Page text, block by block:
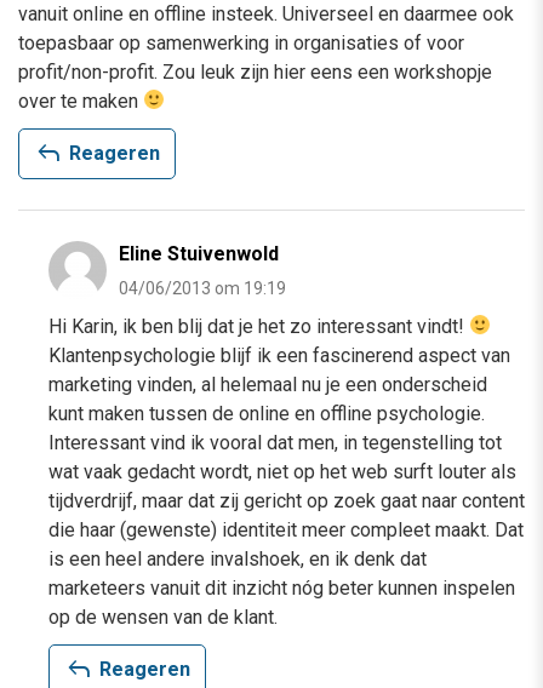
vanuit online en offline insteek. Universeel en daarmee ook
toepasbaar op samenwerking in organisaties of voor
profit/non-profit. Zou leuk zijn hier eens een workshopje
over te maken
reply Reageren
Eline Stuivenwold
04/06/2013 om 19:19
Hi Karin, ik ben blij dat je het zo interessant vindt!
Klantenpsychologie blijf ik een fascinerend aspect van
marketing vinden, al helemaal nu je een onderscheid
kunt maken tussen de online en offline psychologie.
Interessant vind ik vooral dat men, in tegenstelling tot
wat vaak gedacht wordt, niet op het web surft louter als
tijdverdrijf, maar dat zij gericht op zoek gaat naar content
die haar (gewenste) identiteit meer compleet maakt. Dat
is een heel andere invalshoek, en ik denk dat
marketeers vanuit dit inzicht nóg beter kunnen inspelen
op de wensen van de klant.
reply Reageren